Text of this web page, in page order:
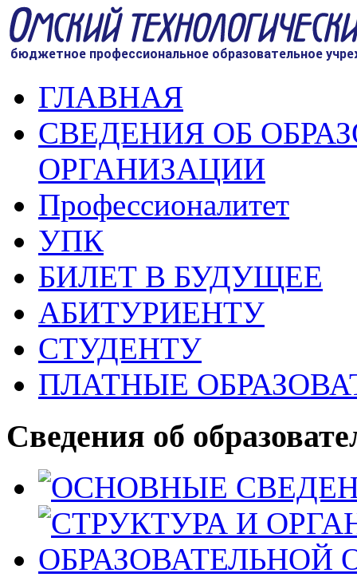
ГЛАВНАЯ
СВЕДЕНИЯ ОБ
ОРГАНИЗАЦИИ
Профессионалитет
УПК
БИЛЕТ В БУДУЩЕЕ
АБИТУРИЕНТУ
СТУДЕНТУ
ПЛАТНЫЕ
Сведения об